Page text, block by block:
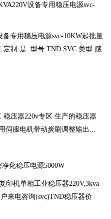
设备专用稳压电源svc-
专用稳压电源svc-10KW起批量
定制:是 型号:TND SVC 类型:感
压器220v专区 生产的稳压器
伺服电机带动炭刷调整输出...
化稳压电源5000W
印机单相工业稳压器220V,3kva
来电咨询(svc)TND稳压器价